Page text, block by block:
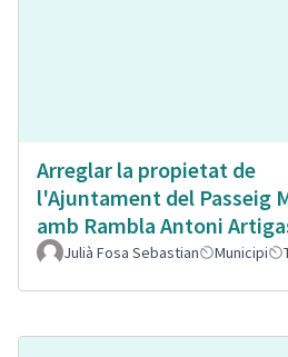
Arreglar la propietat de
l'Ajuntament del Passeig
amb Rambla Antoni
Julià Fosa Sebastian Municipi